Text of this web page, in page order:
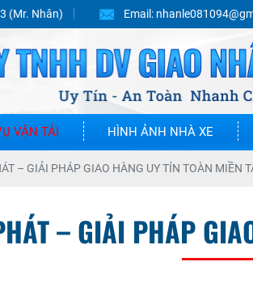
(Mr. Nhân) Email:
VẬN TẢI HÌNH ẢNH NHÀ XE
– GIẢI PHÁP GIAO HÀNG UY TÍN TOÀN MIỀN
– GIẢI PHÁP